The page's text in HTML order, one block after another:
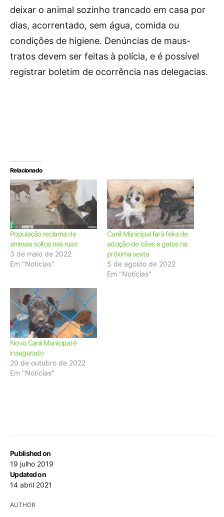
Published on
19 julho 2019
Updated on
14 abril 2021
AUTHOR
deixar o animal sozinho trancado em casa por
dias, acorrentado, sem água, comida ou
condições de higiene. Denúncias de maus-
tratos devem ser feitas à polícia, e é possível
registrar boletim de ocorrência nas delegacias.
Relacionado
População reclama de
animais soltos nas ruas
3 de maio de 2022
Em "Notícias"
Canil Municipal fará feira de
adoção de cães e gatos na
próxima sexta
5 de agosto de 2022
Em "Notícias"
Novo Canil Municipal é
inaugurado
20 de outubro de 2022
Em "Notícias"